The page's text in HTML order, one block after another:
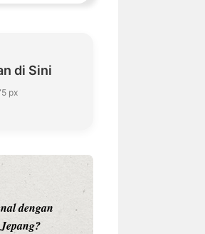
di Sini
px
dengan